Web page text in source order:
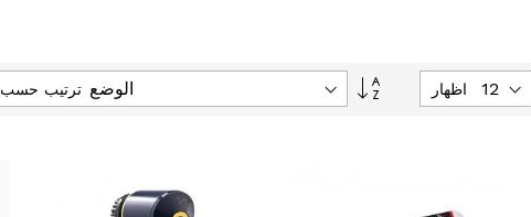
ترتيب حسب
تحديد
اظهار